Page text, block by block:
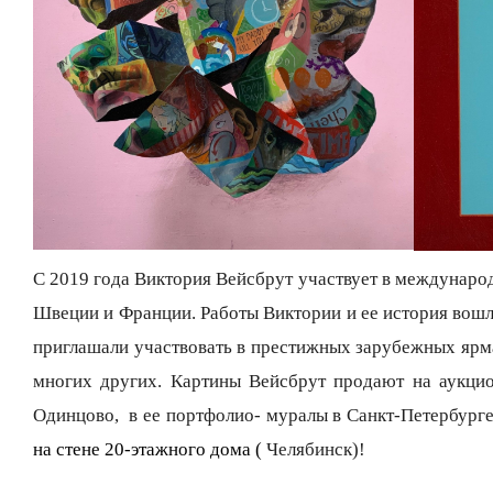
С 2019 года Виктория Вейсбрут участвует в
Швеции и Франции. Работы Виктории и ее история
приглашали участвовать в престижных зарубежных
многих других. Картины Вейсбрут продают на
Одинцово, в ее портфолио- муралы в Санкт-
на стене 20-этажного дома ( Челябинск)!